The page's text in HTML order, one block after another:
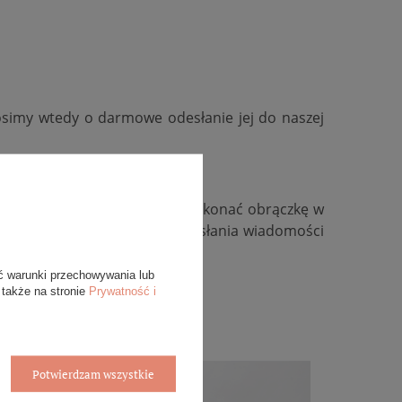
wtedy o darmowe odesłanie jej do naszej
zmienić kolor złota, wykonać obrączkę w
zachęcamy do przesłania wiadomości
warunki przechowywania lub
na stronie Prywatność i
Potwierdzam wszystkie